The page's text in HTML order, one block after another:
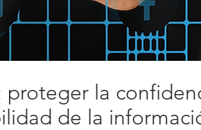
proteger la
de la